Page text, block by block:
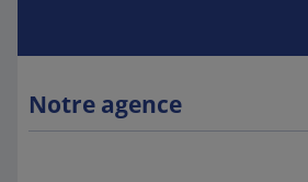
Notre agence